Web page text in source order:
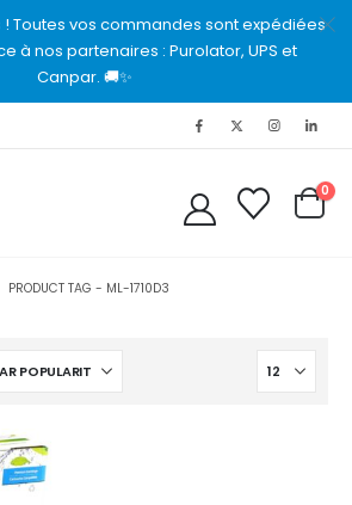
! Toutes vos commandes sont expédiées
à nos partenaires : Purolator, UPS et
Canpar. 🚚✨
0
PRODUCT TAG - ML-1710D3